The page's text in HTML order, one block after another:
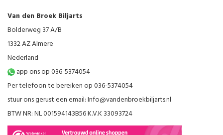
Van den Broek Biljarts
Bolderweg 37 A/B
1332 AZ Almere
Nederland
app ons op 036-5374054
Per telefoon te bereiken op 036-5374054
stuur ons gerust een email:Info@vandenbroekbiljarts.nl
BTW NR: NL 001594143B56 K.V.K 33093724